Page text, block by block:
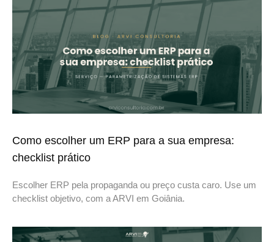
Como escolher um ERP para a sua empresa:
checklist prático
Escolher ERP pela propaganda ou preço custa caro. Use um
checklist objetivo, com a ARVI em Goiânia.